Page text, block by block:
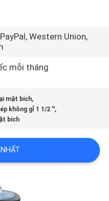
Western Union,
mỗi tháng
mặt bích,
không gỉ 1 1/2 '',
bích